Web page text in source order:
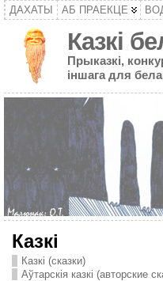
ДАХАТЫ АБ ПРАЕКЦЕ
Казкі
Прыказкі,
іншага для
Казкі
Казкі (сказки)
Аўтарскія казкі (авторские